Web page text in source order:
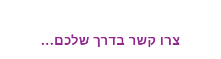
צרו קשר בדרך שלכם...